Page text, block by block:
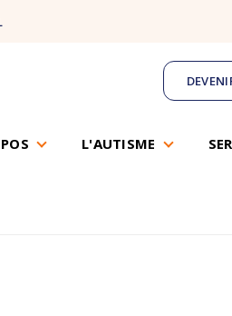
L'AUTISME
ACCUEIL ACTUALITÉS